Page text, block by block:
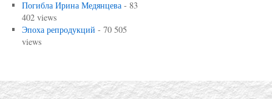
Погибла Ирина Медянцева- 83
402 views
Эпоха репродукций - 70 505
views